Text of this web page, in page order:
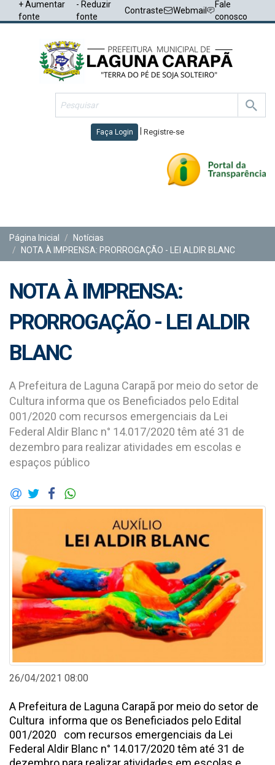
+ Aumentar
fonte
- Reduzir
fonte
Contraste Webmail
Fale
conosco
Faça Login Registre-se
Página Inicial
Notícias
NOTA À IMPRENSA: PRORROGAÇÃO - LEI ALDIR BLANC
NOTA À IMPRENSA:
PRORROGAÇÃO - LEI ALDIR
BLANC
A Prefeitura de Laguna Carapã por meio do setor de
Cultura informa que os Beneficiados pelo Edital
001/2020 com recursos emergenciais da Lei
Federal Aldir Blanc n° 14.017/2020 têm até 31 de
dezembro para realizar atividades em escolas e
espaços público
26/04/2021 08:00
A Prefeitura de Laguna Carapã por meio do setor de
Cultura informa que os Beneficiados pelo Edital
001/2020 com recursos emergenciais da Lei
Federal Aldir Blanc n° 14.017/2020 têm até 31 de